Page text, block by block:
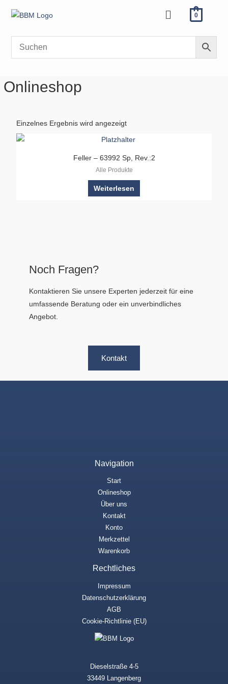
Inhalt
Menü 0
Onlineshop
Einzelnes Ergebnis wird angezeigt
Feller – 63992 Sp, Rev.:2
Alle Produkte
Weiterlesen
Noch Fragen?
Kontaktieren Sie unsere Experten jederzeit für eine
umfassende Beratung oder ein unverbindliches
Angebot.
Kontakt
Navigation
Start
Onlineshop
Über uns
Kontakt
Konto
Merkzettel
Warenkorb
Rechtliches
Impressum
Datenschutzerklärung
AGB
Cookie-Richtlinie (EU)
Dieselstraße 4-5
33449 Langenberg